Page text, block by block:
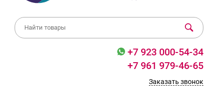
+7 923 000-54-34
+7 961 979-46-65
Заказать звонок